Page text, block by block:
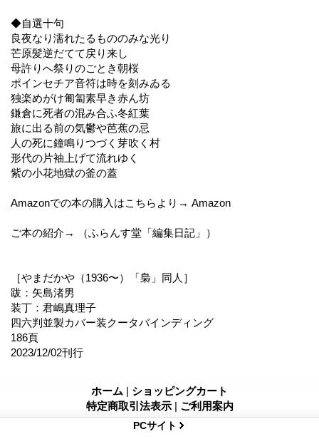
◆自選十句
良夜なり濡れたるもののみな光り
芒原髪逆だてて戻り来し
母許りへ祭りのごとき朝桜
ポインセチア音符は時を刻みゐる
独楽めがけ匍匐素早き赤ん坊
鎌倉に死者の混み合ふ冬紅葉
旅に出る前の気鬱や芭蕉の忌
人の死に鐘鳴りつづく芽吹く村
形代の片袖上げて流れゆく
紫の小花地獄の釜の蓋
Amazonでの本の購入はこちらより→ Amazon
ご本の紹介→ （ふらんす堂「編集日記」）
［やまだかや（1936〜）「梟」同人］
跋：矢島渚男
装丁：君嶋真理子
四六判並製カバー装クータバインディング
186頁
2023/12/02刊行
ホーム | ショッピングカート
特定商取引法表示 | ご利用案内
PCサイト